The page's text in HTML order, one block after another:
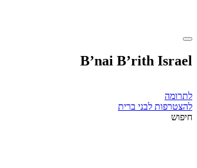
B’nai B’rith Israel
לתרומה
להצטרפות לבני ברית
חיפוש